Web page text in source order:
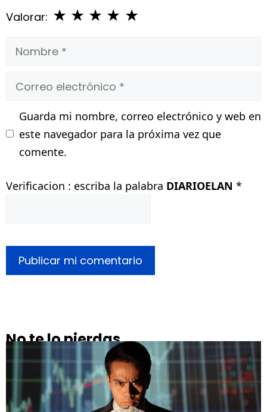
Valorar: ★
★
★
★
★
Nombre
Correo
Guarda mi nombre, correo electrónico y web en
este navegador para la próxima vez que
comente.
Verificacion : escriba la palabra DIARIOELAN *
No te lo pierdas